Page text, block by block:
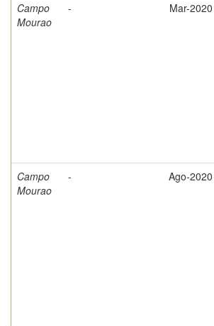
Campo
Mourao
- Mar-2020
Campo
Mourao
- Ago-2020